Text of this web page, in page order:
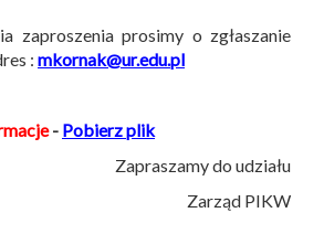
zaproszenia prosimy o zgłaszanie
: mkornak@ur.edu.pl
- Pobierz plik
Zapraszamy do udziału
Zarząd PIKW